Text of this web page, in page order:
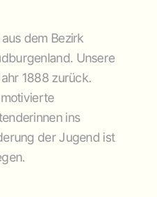
dem Bezirk
Unsere
1888 zurück.
ins
der Jugend ist